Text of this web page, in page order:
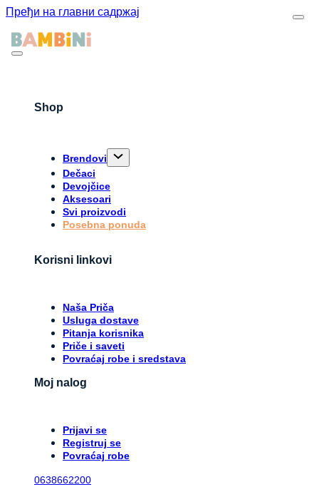
Пређи на главни садржај
Shop
Brendovi
Dečaci
Devojčice
Aksesoari
Svi proizvodi
Posebna ponuda
Korisni linkovi
Naša Priča
Usluga dostave
Pitanja korisnika
Priče i saveti
Povraćaj robe i sredstava
Moj nalog
Prijavi se
Registruj se
Povraćaj robe
0638662200